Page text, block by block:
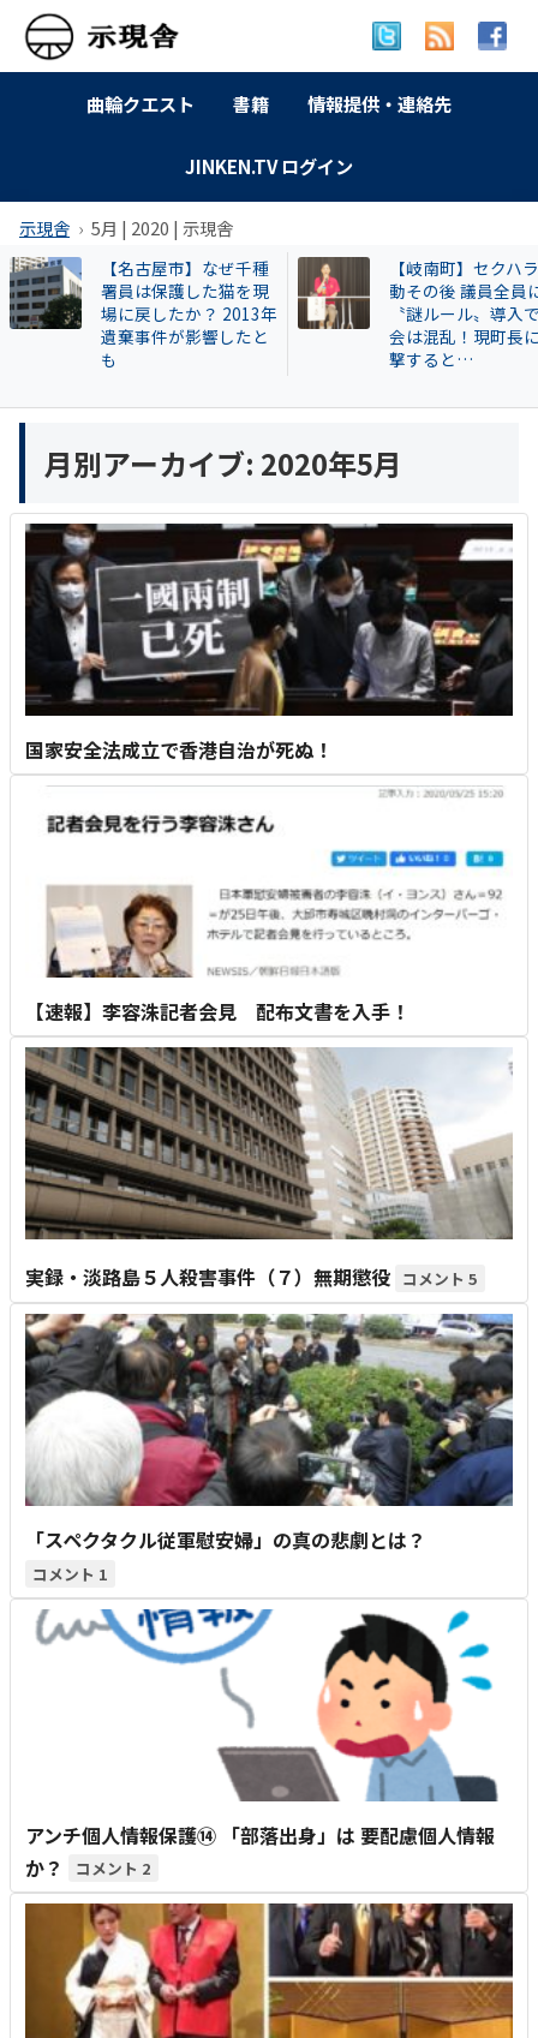
曲輪クエスト 書籍 情報提供・連絡先
JINKEN.TV ログイン
示現舎 5月 | 2020 | 示現舎
【名古屋市】なぜ千種
署員は保護した猫を現
場に戻したか？ 2013年
遺棄事件が影響したと
も
【岐南町】セクハ
動その後 議員全員
〝謎ルール〟導入
会は混乱！現町長
撃すると…
月別アーカイブ: 2020年5月
国家安全法成立で香港自治が死ぬ！
【速報】李容洙記者会見 配布文書を入手！
実録・淡路島５人殺害事件（７）無期懲役 5
「スペクタクル従軍慰安婦」の真の悲劇とは？
1
アンチ個人情報保護⑭ 「部落出身」は 要配慮個人情報
か？
2